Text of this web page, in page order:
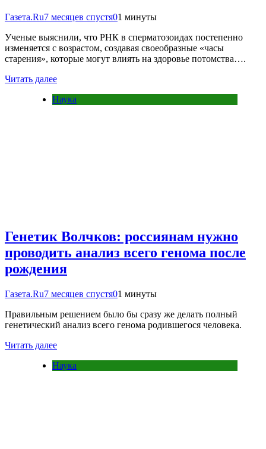
Газета.Ru7 месяцев спустя01 минуты
Ученые выяснили, что РНК в сперматозоидах постепенно
изменяется с возрастом, создавая своеобразные «часы
старения», которые могут влиять на здоровье потомства….
Читать далее
Наука
Генетик Волчков: россиянам нужно
проводить анализ всего генома после
рождения
Газета.Ru7 месяцев спустя01 минуты
Правильным решением было бы сразу же делать полный
генетический анализ всего генома родившегося человека.
Читать далее
Наука